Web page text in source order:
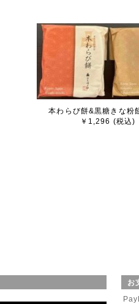
2019年11月25日
新商品 京宇治茶ギフト 玉
創業1751年 江戸時代より続く
カネ七畠山製茶と京司とのコラ
2019年10月07日
新商品 はまかんざし
ご両親向けギフト
7/29～31の間、お休みさせてい
WEBサイトからのご注文受付は
本わらび餅&黒糖きな粉
￥1,296 (税込)
お